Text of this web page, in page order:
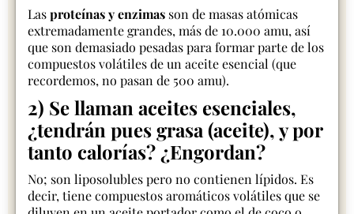
Lasproteínas y enzimas son de masas atómicas
extremadamente grandes, más de 10.000 amu, así
que son demasiado pesadas para formar parte de los
compuestos volátiles de un aceite esencial (que
recordemos, no pasan de 500 amu).
2) Se llaman aceites esenciales,
¿tendrán pues grasa (aceite), y por
tanto calorías? ¿Engordan?
No; son liposolubles pero no contienen lípidos. Es
decir, tiene compuestos aromáticos volátiles que se